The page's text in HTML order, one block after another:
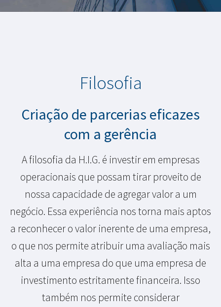
Filosofia
Criação de parcerias eficazes
com a gerência
A filosofia da H.I.G. é investir em empresas
operacionais que possam tirar proveito de
nossa capacidade de agregar valor a um
negócio. Essa experiência nos torna mais aptos
a reconhecer o valor inerente de uma empresa,
o que nos permite atribuir uma avaliação mais
alta a uma empresa do que uma empresa de
investimento estritamente financeira. Isso
também nos permite considerar